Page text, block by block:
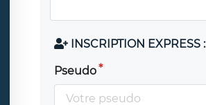
INSCRIPTION EXPRESS :
Pseudo